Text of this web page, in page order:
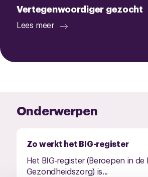
Vertegenwoordiger gezocht
Lees meer
Onderwerpen
Zo werkt het BIG-register
Het BIG-register (Beroepen in
Gezondheidszorg) is...